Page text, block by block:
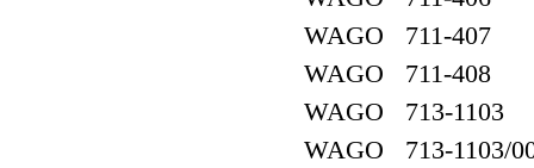
WAGO 711-407
WAGO 711-408
WAGO 713-1103
WAGO 713-1103/